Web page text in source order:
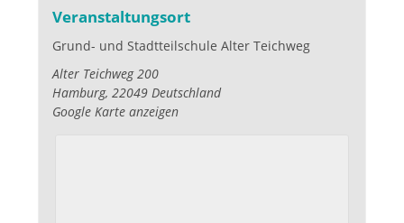
Veranstaltungsort
Grund- und Stadtteilschule Alter Teichweg
Alter Teichweg 200
Hamburg, 22049 Deutschland
Google Karte anzeigen